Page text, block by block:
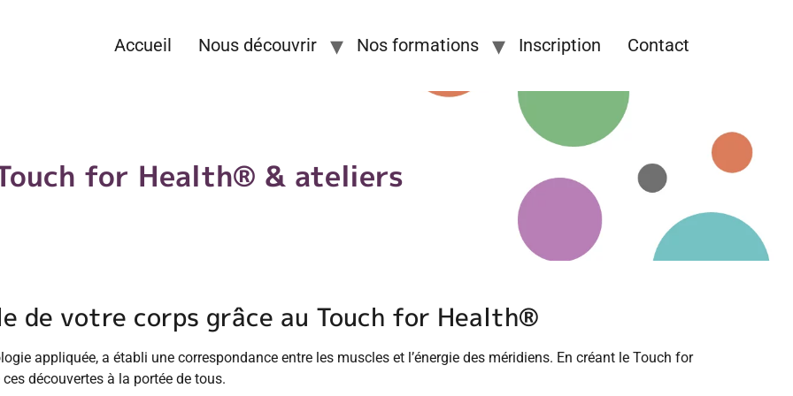
Accueil Nous découvrir Nos formations Inscription Contact
for Health® & ateliers
de votre corps grâce au Touch for Health®
appliquée, a établi une correspondance entre les muscles et l’énergie des méridiens. En créant le Touch for
découvertes à la portée de tous.